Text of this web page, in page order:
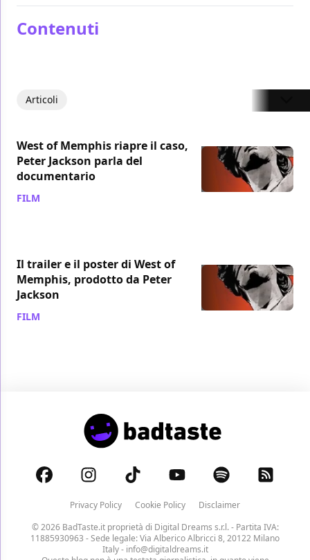
Contenuti
Articoli
West of Memphis riapre il caso,
Peter Jackson parla del
documentario
FILM
Il trailer e il poster di West of
Memphis, prodotto da Peter
Jackson
FILM
Privacy Policy Cookie Policy
Disclaimer
© 2026 BadTaste.it proprietà di Digital Dreams s.r.l.- Partita IVA:
11885930963 - Sede legale: Via Alberico Albricci 8, 20122 Milano
Italy - info@digitaldreams.it